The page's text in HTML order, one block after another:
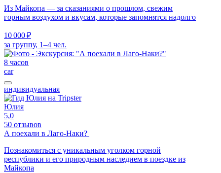
Из Майкопа — за сказаниями о прошлом, свежим
горным воздухом и вкусам, которые запомнятся надолго
10 000 ₽
за группу, 1–4 чел.
8 часов
car
индивидуальная
Юлия
5,0
50 отзывов
А поехали в Лаго-Наки?
Познакомиться с уникальным уголком горной
республики и его природным наследием в поездке из
Майкопа